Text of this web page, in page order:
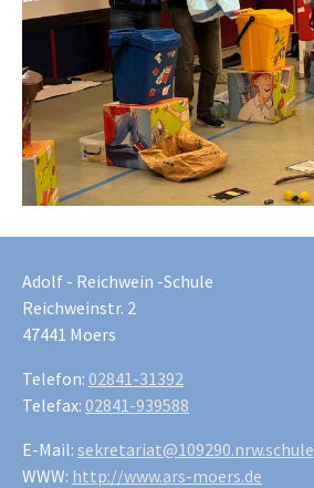
Adolf - Reichwein -Schule
Reichweinstr. 2
47441 Moers
Telefon: 02841-31392
Telefax: 02841-939588
E-Mail: sekretariat@109290.nrw.schule
WWW: http://www.ars-moers.de